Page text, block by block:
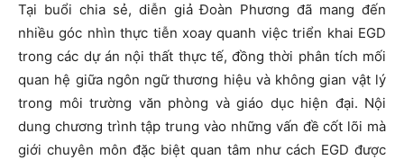
Tại buổi chia sẻ, diễn giả Đoàn Phương đã mang đến
nhiều góc nhìn thực tiễn xoay quanh việc triển khai EGD
trong các dự án nội thất thực tế, đồng thời phân tích mối
quan hệ giữa ngôn ngữ thương hiệu và không gian vật lý
trong môi trường văn phòng và giáo dục hiện đại. Nội
dung chương trình tập trung vào những vấn đề cốt lõi mà
giới chuyên môn đặc biệt quan tâm như cách EGD được